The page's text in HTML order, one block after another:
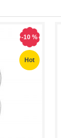
Hot
-10 %